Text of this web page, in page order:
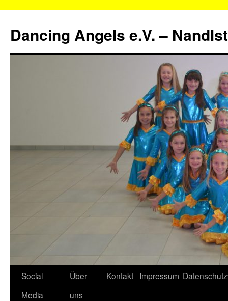
springen
Dancing Angels e.V. –
Social
Media
Über
uns
Kontakt Impressum